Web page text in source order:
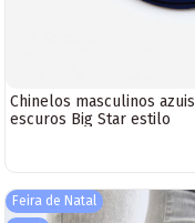
Chinelos masculinos azuis
escuros Big Star estilo
Feira de Natal